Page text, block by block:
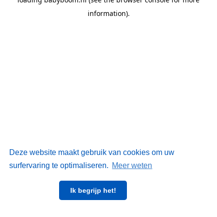
Deze website maakt gebruik van cookies om uw
surfervaring te optimaliseren. Meer weten
Ik begrijp het!
information).